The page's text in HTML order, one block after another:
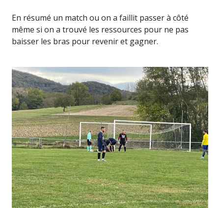
En résumé un match ou on a faillit passer à côté
même si on a trouvé les ressources pour ne pas
baisser les bras pour revenir et gagner.